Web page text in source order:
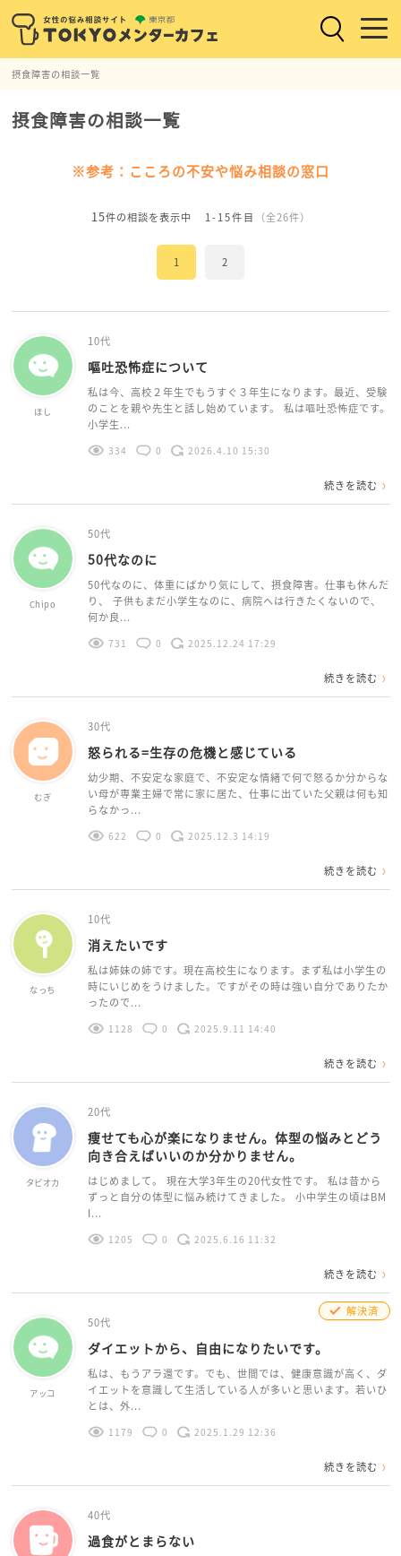
摂食障害の相談一覧
摂食障害の相談一覧
※参考：こころの不安や悩み相談の窓口
15件の相談を表示中 1-15件目 （全26件）
1 2
ほし
10代
嘔吐恐怖症について
私は今、高校２年生でもうすぐ３年生になります。最近、受験
のことを親や先生と話し始めています。 私は嘔吐恐怖症です。
小学生...
334 0 2026.4.10 15:30
続きを読む
Chipo
50代
50代なのに
50代なのに、体重にばかり気にして、摂食障害。仕事も休んだ
り、 子供もまだ小学生なのに、病院へは行きたくないので、
何か良...
731 0 2025.12.24 17:29
続きを読む
むぎ
30代
怒られる=生存の危機と感じている
幼少期、不安定な家庭で、不安定な情緒で何で怒るか分からな
い母が専業主婦で常に家に居た、仕事に出ていた父親は何も知
らなかっ...
622 0 2025.12.3 14:19
続きを読む
なっち
10代
消えたいです
私は姉妹の姉です。現在高校生になります。まず私は小学生の
時にいじめをうけました。ですがその時は強い自分でありたか
ったので...
1128 0 2025.9.11 14:40
続きを読む
タピオカ
20代
痩せても心が楽になりません。体型の悩みとどう
向き合えばいいのか分かりません。
はじめまして。 現在大学3年生の20代女性です。 私は昔から
ずっと自分の体型に悩み続けてきました。 小中学生の頃はBM
I...
1205 0 2025.6.16 11:32
続きを読む
アッコ
解決済
50代
ダイエットから、自由になりたいです。
私は、もうアラ還です。でも、世間では、健康意識が高く、ダ
イエットを意識して生活している人が多いと思います。若いひ
とは、外...
1179 0 2025.1.29 12:36
続きを読む
40代
過食がとまらない